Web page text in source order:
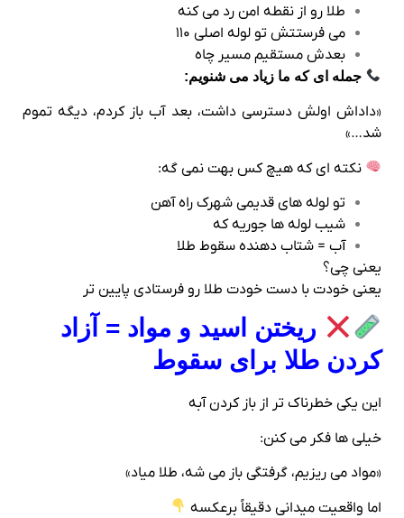
طلا رو از نقطه امن رد می‌ کنه
می‌ فرستتش تو لوله اصلی ۱۱۰
بعدش مستقیم مسیر چاه
جمله‌ ای که ما زیاد می‌ شنویم:
«داداش اولش دسترسی داشت، بعد آب باز کردم، دیگه تموم
شد…»
نکته‌ ای که هیچ‌ کس بهت نمی‌ گه:
تو لوله‌ های قدیمی شهرک راه‌ آهن
شیب لوله‌ ها جوریه که
آب = شتاب‌ دهنده سقوط طلا
یعنی چی؟
یعنی خودت با دست خودت طلا رو فرستادی پایین‌ تر
ریختن اسید و مواد = آزاد
کردن طلا برای سقوط
این یکی خطرناک‌ تر از باز کردن آبه
خیلی‌ ها فکر می‌ کنن:
«مواد می‌ ریزیم، گرفتگی باز می‌ شه، طلا میاد»
اما واقعیت میدانی دقیقاً برعکسه